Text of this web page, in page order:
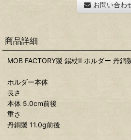
お問い合わ
商品詳細
MOB FACTORY製 錫杖II ホルダー 丹銅
ホルダー本体
長さ
本体 5.0cm前後
重さ
丹銅製 11.0g前後